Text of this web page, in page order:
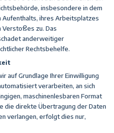
insbesondere in dem
ihres Arbeitsplatzes
zu. Das
anderweitiger
Rechtsbehelfe.
auf Grundlage Ihrer Einwilligung
verarbeiten, an sich
maschinenlesbaren Format
die direkte Übertragung der Daten
verlangen, erfolgt dies nur,